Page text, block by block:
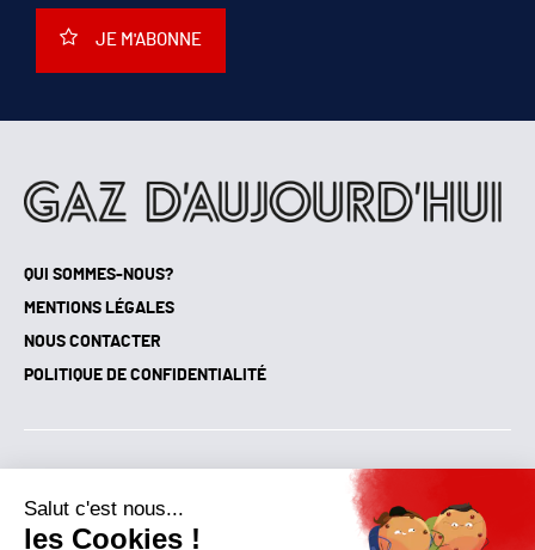
QUI SOMMES-NOUS?
MENTIONS LÉGALES
NOUS CONTACTER
POLITIQUE DE CONFIDENTIALITÉ
JE M'ABONNE